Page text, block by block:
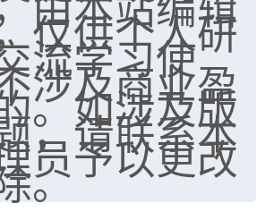
仅供个人研
流学习使
涉及商业盈
。如涉及版
，请联系本
员予以更改
。